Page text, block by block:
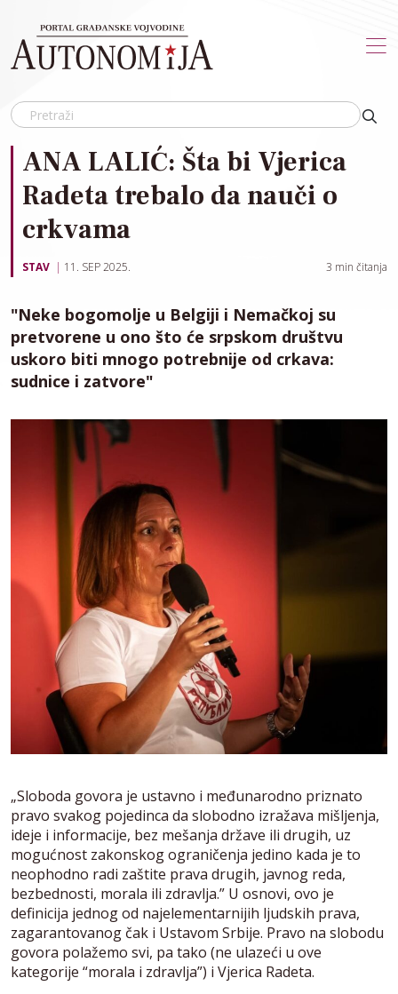
ANA LALIĆ: Šta bi Vjerica
Radeta trebalo da nauči o
crkvama
STAV 11. SEP 2025. 3 min čitanja
"Neke bogomolje u Belgiji i Nemačkoj su
pretvorene u ono što će srpskom društvu
uskoro biti mnogo potrebnije od crkava:
sudnice i zatvore"
„Sloboda govora je ustavno i međunarodno priznato
pravo svakog pojedinca da slobodno izražava mišljenja,
ideje i informacije, bez mešanja države ili drugih, uz
mogućnost zakonskog ograničenja jedino kada je to
neophodno radi zaštite prava drugih, javnog reda,
bezbednosti, morala ili zdravlja.” U osnovi, ovo je
definicija jednog od najelementarnijih ljudskih prava,
zagarantovanog čak i Ustavom Srbije. Pravo na slobodu
govora polažemo svi, pa tako (ne ulazeći u ove
kategorije “morala i zdravlja”) i Vjerica Radeta.